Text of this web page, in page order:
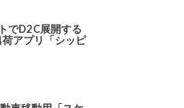
でD2C展開する
荷アプリ「シッピ